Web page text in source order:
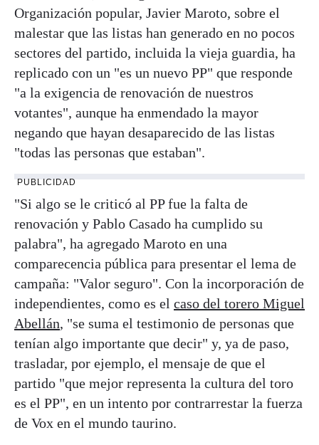
Organización popular, Javier Maroto, sobre el
malestar que las listas han generado en no pocos
sectores del partido, incluida la vieja guardia, ha
replicado con un "es un nuevo PP" que responde
"a la exigencia de renovación de nuestros
votantes", aunque ha enmendado la mayor
negando que hayan desaparecido de las listas
"todas las personas que estaban".
PUBLICIDAD
"Si algo se le criticó al PP fue la falta de
renovación y Pablo Casado ha cumplido su
palabra", ha agregado Maroto en una
comparecencia pública para presentar el lema de
campaña: "Valor seguro". Con la incorporación de
independientes, como es el caso del torero Miguel
Abellán, "se suma el testimonio de personas que
tenían algo importante que decir" y, ya de paso,
trasladar, por ejemplo, el mensaje de que el
partido "que mejor representa la cultura del toro
es el PP", en un intento por contrarrestar la fuerza
de Vox en el mundo taurino.